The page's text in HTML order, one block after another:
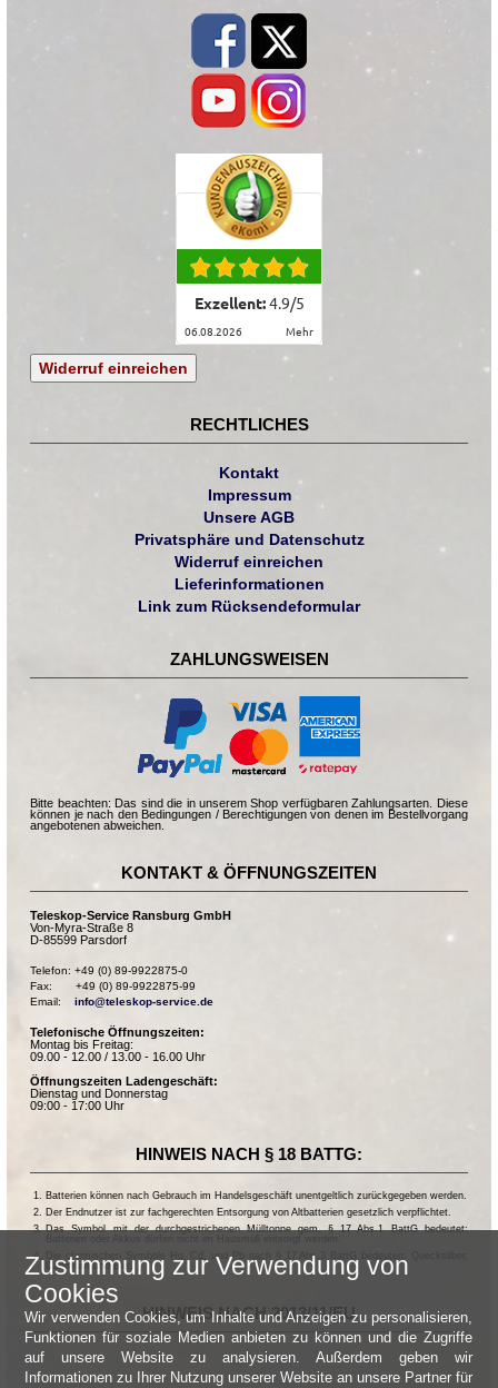
Exzellent:4.9/5
06.08.2026 mehr
Widerruf einreichen
RECHTLICHES
Kontakt
Impressum
Unsere AGB
Privatsphäre und Datenschutz
Widerruf einreichen
Lieferinformationen
Link zum Rücksendeformular
ZAHLUNGSWEISEN
Bitte beachten: Das sind die in unserem Shop verfügbaren Zahlungsarten. Diese
können je nach den Bedingungen / Berechtigungen von denen im Bestellvorgang
angebotenen abweichen.
KONTAKT & ÖFFNUNGSZEITEN
Teleskop-Service Ransburg GmbH
Von-Myra-Straße 8
D-85599 Parsdorf
Telefon: +49 (0) 89-9922875-0
Fax:       +49 (0) 89-9922875-99
Email: info@teleskop-service.de
Telefonische Öffnungszeiten:
Montag bis Freitag:
09.00 - 12.00 / 13.00 - 16.00 Uhr
Öffnungszeiten Ladengeschäft:
Dienstag und Donnerstag
09:00 - 17:00 Uhr
HINWEIS NACH § 18 BATTG:
Batterien können nach Gebrauch im Handelsgeschäft unentgeltlich zurückgegeben werden.
Der Endnutzer ist zur fachgerechten Entsorgung von Altbatterien gesetzlich verpflichtet.
Das Symbol mit der durchgestrichenen Mülltonne gem. § 17 Abs.1 BattG bedeutet:
Die chemischen Symbole Hg, Cd, und Pb nach § 17 Abs.3 BattG bedeuten: Quecksilber,
Cadmium und Blei.
HINWEIS NACH 2013/11/EU
Zustimmung zur Verwendung von
Cookies
Wir verwenden Cookies, um Inhalte und Anzeigen zu personalisieren,
Funktionen für soziale Medien anbieten zu können und die Zugriffe
auf unsere Website zu analysieren. Außerdem geben wir
Informationen zu Ihrer Nutzung unserer Website an unsere Partner für